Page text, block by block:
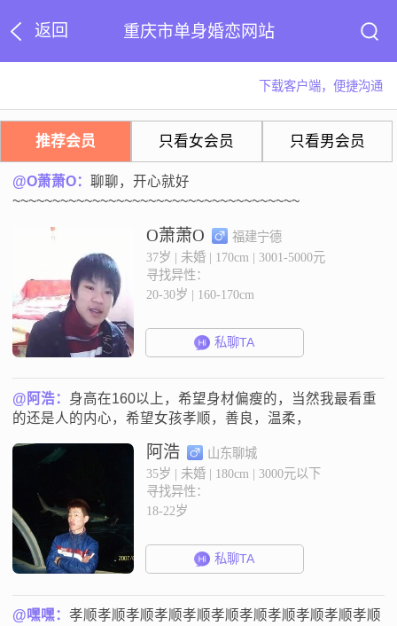
返回 重庆市单身婚恋网站
下载客户端，便捷沟通
推荐会员 只看女会员 只看男会员
@O萧萧O：聊聊，开心就好
~~~~~~~~~~~~~~~~~~~~~~~~~~~~~~~~~~~~
O萧萧O
福建宁德
37岁 | 未婚 | 170cm | 3001-5000元
寻找异性：
20-30岁 | 160-170cm
私聊TA
@阿浩： 身高在160以上，希望身材偏瘦的，当然我最看重
的还是人的内心，希望女孩孝顺，善良，温柔，
阿浩
山东聊城
35岁 | 未婚 | 180cm | 3000元以下
寻找异性：
18-22岁
私聊TA
@嘿嘿：孝顺孝顺孝顺孝顺孝顺孝顺孝顺孝顺孝顺孝顺孝顺